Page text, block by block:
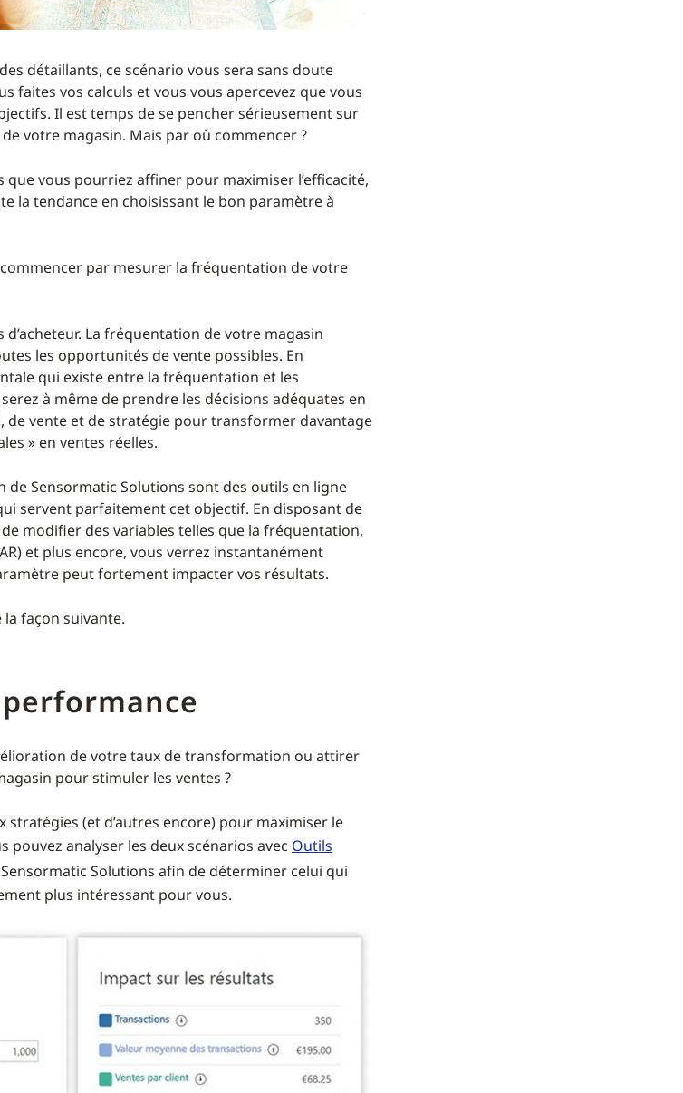
détaillants, ce scénario vous sera sans doute
faites vos calculs et vous vous apercevez que vous
Il est temps de se pencher sérieusement sur
votre magasin. Mais par où commencer ?
que vous pourriez affiner pour maximiser l’efficacité,
la tendance en choisissant le bon paramètre à
commencer par mesurer la fréquentation de votre
d’acheteur. La fréquentation de votre magasin
les opportunités de vente possibles. En
qui existe entre la fréquentation et les
à même de prendre les décisions adéquates en
de vente et de stratégie pour transformer davantage
» en ventes réelles.
de Sensormatic Solutions sont des outils en ligne
servent parfaitement cet objectif. En disposant de
modifier des variables telles que la fréquentation,
et plus encore, vous verrez instantanément
peut fortement impacter vos résultats.
façon suivante.
de votre taux de transformation ou attirer
pour stimuler les ventes ?
stratégies (et d’autres encore) pour maximiser le
pouvez analyser les deux scénarios avec Outils
Solutions afin de déterminer celui qui
plus intéressant pour vous.